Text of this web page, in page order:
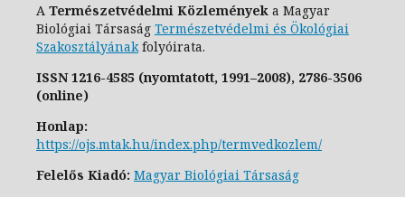
A Természetvédelmi Közlemények a Magyar
Biológiai Társaság Természetvédelmi és Ökológiai
Szakosztályánakfolyóirata.
ISSN1216-4585 (nyomtatott, 1991–2008), 2786-3506
(online)
Honlap:
https://ojs.mtak.hu/index.php/termvedkozlem/
Felelős Kiadó: Magyar Biológiai Társaság